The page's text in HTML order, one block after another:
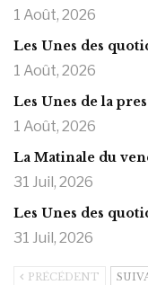
1 Août, 2026
Les Unes des
1 Août, 2026
Les Unes de la
1 Août, 2026
La Matinale du
31 Juil, 2026
Les Unes des
31 Juil, 2026
PRÉCÉDENT